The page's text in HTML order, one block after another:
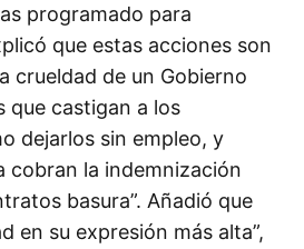
programado para
que estas acciones son
crueldad de un Gobierno
que castigan a los
dejarlos sin empleo, y
cobran la indemnización
basura”. Añadió que
en su expresión más alta”,